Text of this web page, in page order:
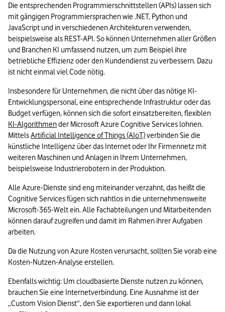
Die entsprechenden Programmierschnittstellen (APIs) lassen sich
mit gängigen Programmiersprachen wie .NET, Python und
JavaScript und in verschiedenen Architekturen verwenden,
beispielsweise als REST-API. So können Unternehmen aller Größen
und Branchen KI umfassend nutzen, um zum Beispiel ihre
betriebliche Effizienz oder den Kundendienst zu verbessern. Dazu
ist nicht einmal viel Code nötig.
Insbesondere für Unternehmen, die nicht über das nötige KI-
Entwicklungspersonal, eine entsprechende Infrastruktur oder das
KI-Algorithmen der Microsoft Azure Cognitive Services lohnen.
Mittels Artificial Intelligence of Things (AIoT) verbinden Sie die
künstliche Intelligenz über das Internet oder Ihr Firmennetz mit
weiteren Maschinen und Anlagen in Ihrem Unternehmen,
beispielsweise Industrierobotern in der Produktion.
Alle Azure-Dienste sind eng miteinander verzahnt, das heißt die
Cognitive Services fügen sich nahtlos in die unternehmensweite
Microsoft-365-Welt ein. Alle Fachabteilungen und Mitarbeitenden
können darauf zugreifen und damit im Rahmen ihrer Aufgaben
arbeiten.
Da die Nutzung von Azure Kosten verursacht, sollten Sie vorab eine
Kosten-Nutzen-Analyse erstellen.
Ebenfalls wichtig: Um cloudbasierte Dienste nutzen zu können,
brauchen Sie eine Internetverbindung. Eine Ausnahme ist der
„Custom Vision Dienst“, den Sie exportieren und dann lokal